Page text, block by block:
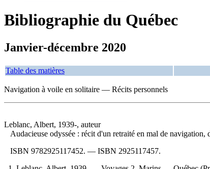
Bibliographie du Québec
Janvier-décembre 2020
Table des matières
Navigation à voile en solitaire — Récits personnels
Leblanc, Albert, 1939-, auteur
Audacieuse odyssée : récit d'un retraité en mal de navigation,
ISBN 9782925117452. — ISBN 2925117457.